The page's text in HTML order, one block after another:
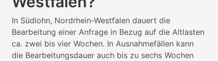
In Südlohn, Nordrhein-Westfalen dauert die
Bearbeitung einer Anfrage in Bezug auf die Altlasten
ca. zwei bis vier Wochen. In Ausnahmefällen kann
die Bearbeitungsdauer auch bis zu sechs Wochen